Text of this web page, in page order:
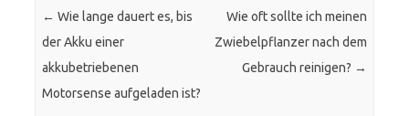
← Wie lange dauert es, bis
der Akku einer
akkubetriebenen
Motorsense aufgeladen ist?
Wie oft sollte ich meinen
Zwiebelpflanzer nach dem
Gebrauch reinigen? →